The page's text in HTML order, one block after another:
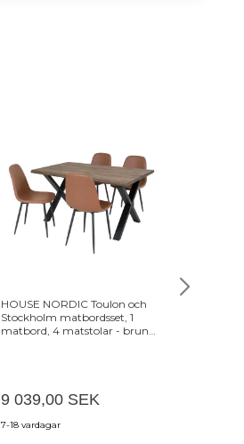
HOUSE NORDIC Toulon och
Stockholm matbordsset, 1
matbord, 4 matstolar - brun
9 039,00 SEK
7-18 vardagar